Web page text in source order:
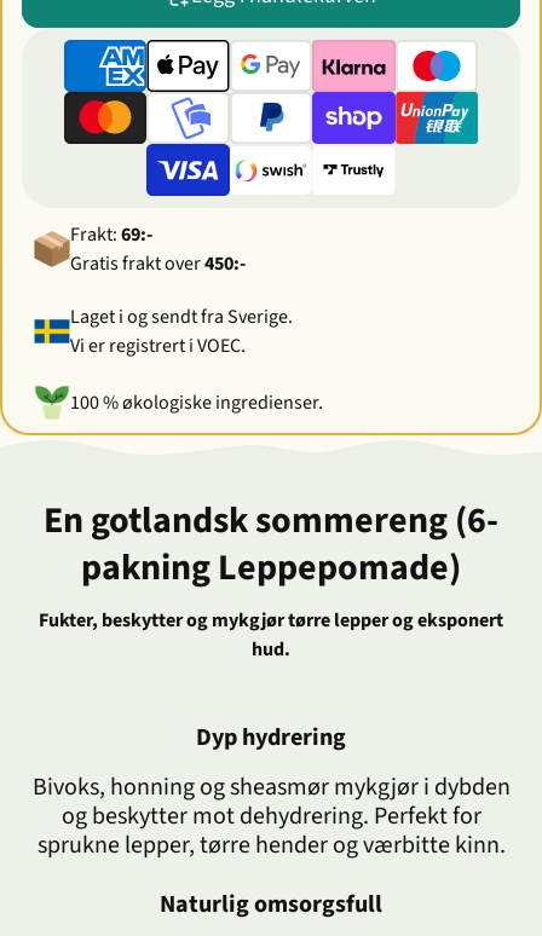
Frakt:69:-
Gratis frakt over450:-
Laget i og sendt fra Sverige.
Vi er registrert i VOEC.
100 % økologiske ingredienser.
En gotlandsk sommereng (6-
pakning Leppepomade)
Fukter, beskytter og mykgjør tørre lepper og eksponert
hud.
Dyp hydrering
Bivoks, honning og sheasmør mykgjør i dybden
og beskytter mot dehydrering. Perfekt for
sprukne lepper, tørre hender og værbitte kinn.
Naturlig omsorgsfull